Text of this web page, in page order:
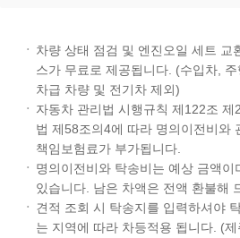
차량 상태 점검 및 엔진오일 세트 교
스가 무료로 제공됩니다. (수입차,
차급 차량 및 전기차 제외)
자동차 관리법 시행규칙 제122조 제
법 제58조의4에 따라 명의이전비와
책임보험료가 부가됩니다.
명의이전비와 탁송비는 예상 금액
있습니다. 남은 차액은 전액 환불해
견적 조회 시 탁송지를 입력하셔야
는 지역에 따라 차등적용 됩니다. (